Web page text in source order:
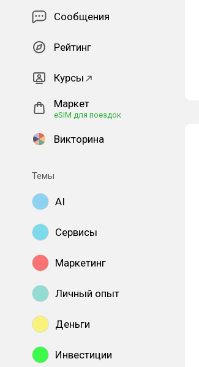
Сообщения
Рейтинг
Курсы
Маркет
eSIM для поездок
Викторина
Темы
AI
Сервисы
Маркетинг
Личный опыт
Деньги
Инвестиции